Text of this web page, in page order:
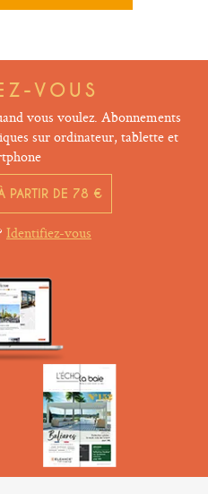
VOUS
vous voulez. Abonnements
sur ordinateur, tablette et
PARTIR DE 78 €
Identifiez-vous